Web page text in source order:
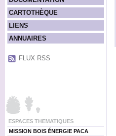
CARTOTHÈQUE
LIENS
ANNUAIRES
FLUX RSS
ESPACES THEMATIQUES
MISSION BOIS ÉNERGIE PACA